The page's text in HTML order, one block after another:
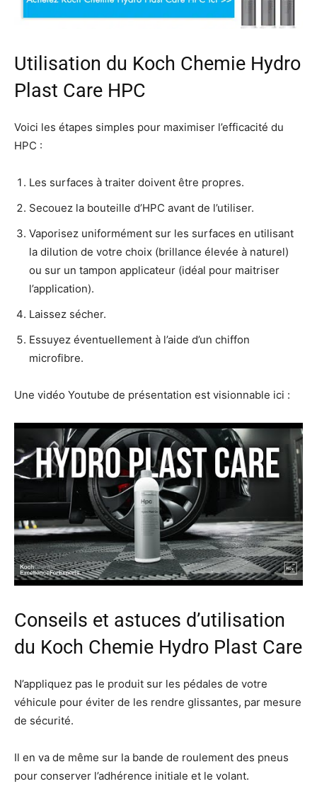
Utilisation du Koch Chemie Hydro
Plast Care HPC
Voici les étapes simples pour maximiser l’efficacité du
HPC :
Les surfaces à traiter doivent être propres.
Secouez la bouteille d’HPC avant de l’utiliser.
Vaporisez uniformément sur les surfaces en utilisant
la dilution de votre choix (brillance élevée à naturel)
ou sur un tampon applicateur (idéal pour maitriser
l’application).
Laissez sécher.
Essuyez éventuellement à l’aide d’un chiffon
microfibre.
Une vidéo Youtube de présentation est visionnable ici :
Conseils et astuces d’utilisation
du Koch Chemie Hydro Plast Care
N’appliquez pas le produit sur les pédales de votre
véhicule pour éviter de les rendre glissantes, par mesure
de sécurité.
Il en va de même sur la bande de roulement des pneus
pour conserver l’adhérence initiale et le volant.